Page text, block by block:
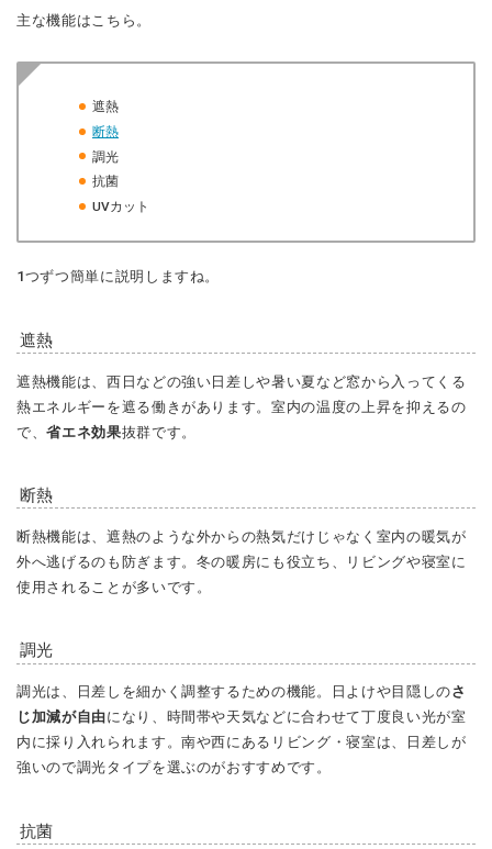
主な機能はこちら。
遮熱
断熱
調光
抗菌
UVカット
1つずつ簡単に説明しますね。
遮熱
遮熱機能は、西日などの強い日差しや暑い夏など窓から入ってくる
熱エネルギーを遮る働きがあります。室内の温度の上昇を抑えるの
で、省エネ効果抜群です。
断熱
断熱機能は、遮熱のような外からの熱気だけじゃなく室内の暖気が
外へ逃げるのも防ぎます。冬の暖房にも役立ち、リビングや寝室に
使用されることが多いです。
調光
調光は、日差しを細かく調整するための機能。日よけや目隠しのさ
じ加減が自由になり、時間帯や天気などに合わせて丁度良い光が室
内に採り入れられます。南や西にあるリビング・寝室は、日差しが
強いので調光タイプを選ぶのがおすすめです。
抗菌